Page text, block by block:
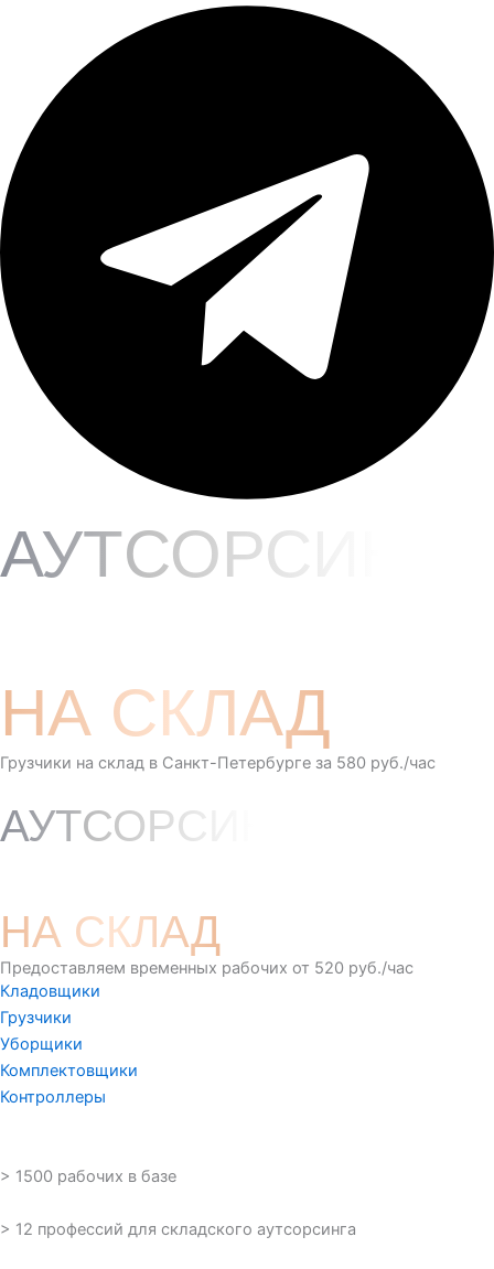
АУТСОРСИНГ
НА СКЛАД
Грузчики на склад в Санкт-Петербурге за 580 руб./час
АУТСОРСИНГ
НА СКЛАД
Предоставляем временных рабочих от 520 руб./час
Кладовщики
Грузчики
Уборщики
Комплектовщики
Контроллеры
> 1500 рабочих в базе
> 12 профессий для складского аутсорсинга